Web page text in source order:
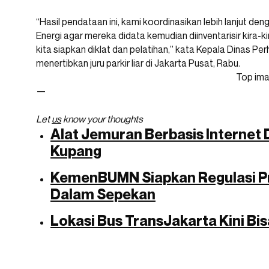
“Hasil pendataan ini, kami koordinasikan lebih lanjut
Energi agar mereka didata kemudian diinventarisir kira-
kita siapkan diklat dan pelatihan,” kata Kepala Dinas
menertibkan juru parkir liar di Jakarta Pusat, Rabu.
Top
—
Letusknow your thoughts
Alat Jemuran Berbasis Internet
Kupang
KemenBUMN Siapkan Regulasi
Dalam Sepekan
Lokasi Bus TransJakarta Kini